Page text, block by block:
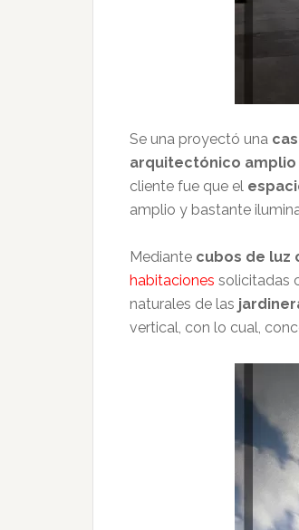
Se una proyectó una
arquitectónico amplio
cliente fue que el
amplio y bastante
Mediante cubos de luz
habitaciones solicitadas
naturales de las
vertical, con lo cual,